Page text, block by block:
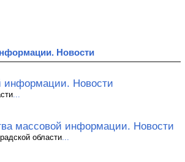
Новости
информации. Новости
массовой информации. Новости
области